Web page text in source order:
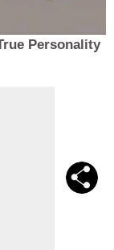
Personality